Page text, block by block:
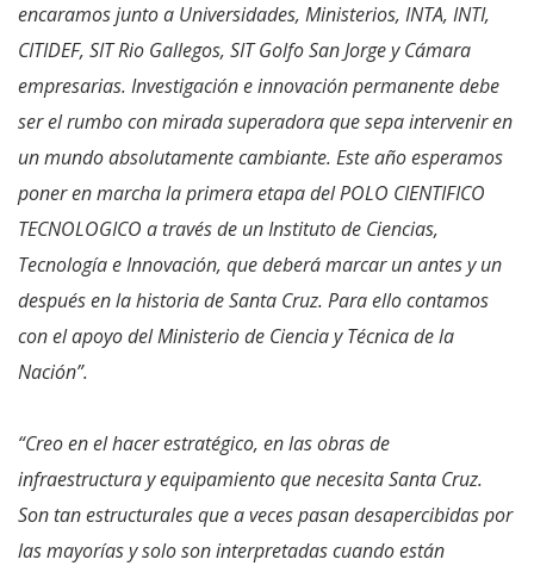
encaramos junto a Universidades, Ministerios, INTA, INTI,
CITIDEF, SIT Rio Gallegos, SIT Golfo San Jorge y Cámara
empresarias. Investigación e innovación permanente debe
ser el rumbo con mirada superadora que sepa intervenir en
un mundo absolutamente cambiante. Este año esperamos
poner en marcha la primera etapa del POLO CIENTIFICO
TECNOLOGICO a través de un Instituto de Ciencias,
Tecnología e Innovación, que deberá marcar un antes y un
después en la historia de Santa Cruz. Para ello contamos
con el apoyo del Ministerio de Ciencia y Técnica de la
Nación”.
“Creo en el hacer estratégico, en las obras de
infraestructura y equipamiento que necesita Santa Cruz.
Son tan estructurales que a veces pasan desapercibidas por
las mayorías y solo son interpretadas cuando están